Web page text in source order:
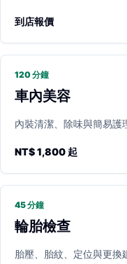
到店報價
120 分鐘
車內美容
內裝清潔、除味與簡易護
NT$ 1,800 起
45 分鐘
輪胎檢查
胎壓、胎紋、定位與更換